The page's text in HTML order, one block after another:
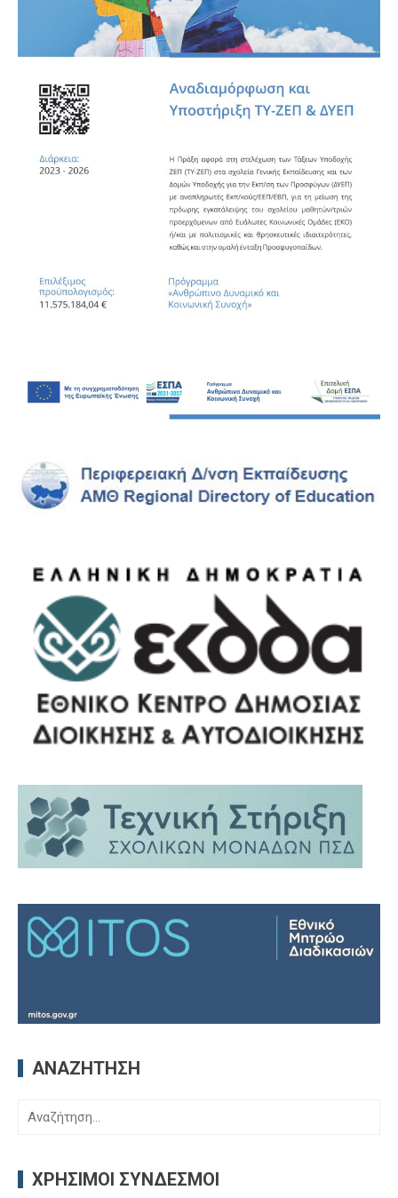
ΑΝΑΖΉΤΗΣΗ
Αναζήτηση
ΧΡΉΣΙΜΟΙ ΣΎΝΔΕΣΜΟΙ